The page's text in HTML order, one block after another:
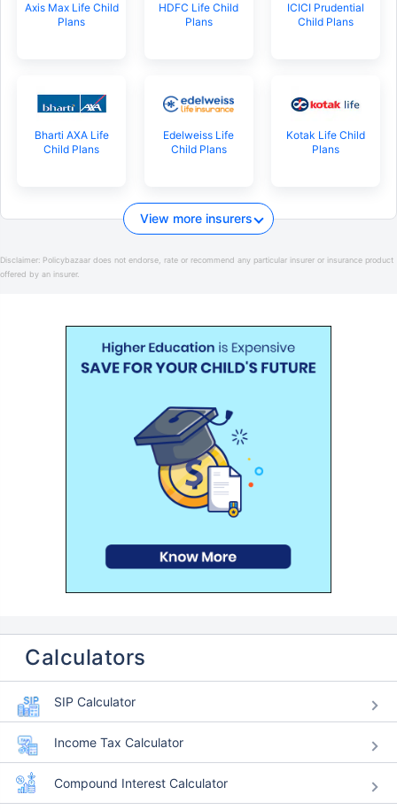
Axis Max Life Child
Plans
HDFC Life Child
Plans
ICICI Prudential
Child Plans
Bharti AXA Life
Child Plans
Edelweiss Life
Child Plans
Kotak Life Child
Plans
View more insurers
Disclaimer: Policybazaar does not endorse, rate or recommend any particular insurer or insurance product
offered by an insurer.
Calculators
SIP Calculator
Income Tax Calculator
Compound Interest Calculator